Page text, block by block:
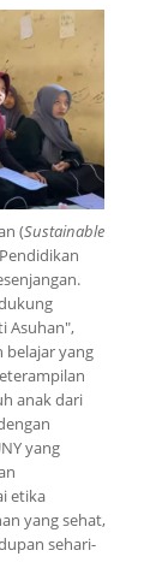
(Sustainable
Asuhan",
belajar yang
anak dari
yang
etika
yang sehat,
sehari-